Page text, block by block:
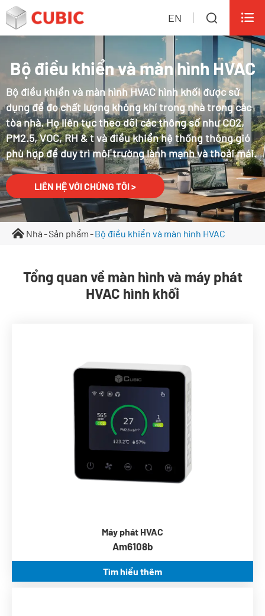
EN  
Bộ điều khiển và màn hình HVAC
Bộ điều khiển và màn hình HVAC hình khối được sử
dụng để đo chất lượng không khí trong nhà trong các
tòa nhà. Họ liên tục theo dõi các thông số như CO2,
PM2.5, VOC, RH & t và điều khiển hệ thống thông gió
phù hợp để duy trì môi trường lành mạnh và thoải mái.
LIÊN HỆ VỚI CHÚNG TÔI >
Nhà Sản phẩm Bộ điều khiển và màn hình HVAC
Tổng quan về màn hình và máy phát
HVAC hình khối
Bacnet, Modbus, enocean, Wifi
Thao tác trên màn hình cảm ứng
Đặt lại chứng chỉ
Không cần bảo trì (tự động hiệu chuẩn)
Nguồn 12VDC hoặc 24Vac/DC
Máy phát HVAC
Am6108b
Tìm hiểu thêm